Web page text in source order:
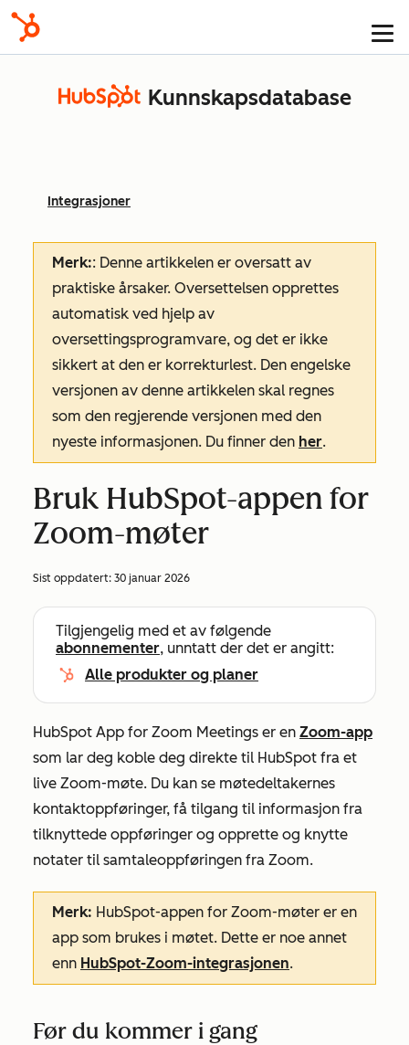
Kunnskapsdatabase
Integrasjoner
Merk:: Denne artikkelen er oversatt av
praktiske årsaker. Oversettelsen opprettes
automatisk ved hjelp av
oversettingsprogramvare, og det er ikke
sikkert at den er korrekturlest. Den engelske
versjonen av denne artikkelen skal regnes
som den regjerende versjonen med den
nyeste informasjonen. Du finner den her.
Bruk HubSpot-appen for
Zoom-møter
Sist oppdatert: 30 januar 2026
Tilgjengelig med et av følgende
abonnementer, unntatt der det er angitt:
Alle produkter og planer
HubSpot App for Zoom Meetings er en Zoom-app
som lar deg koble deg direkte til HubSpot fra et
live Zoom-møte. Du kan se møtedeltakernes
kontaktoppføringer, få tilgang til informasjon fra
tilknyttede oppføringer og opprette og knytte
notater til samtaleoppføringen fra Zoom.
Merk: HubSpot-appen for Zoom-møter er en
app som brukes i møtet. Dette er noe annet
enn HubSpot-Zoom-integrasjonen.
Før du kommer i gang